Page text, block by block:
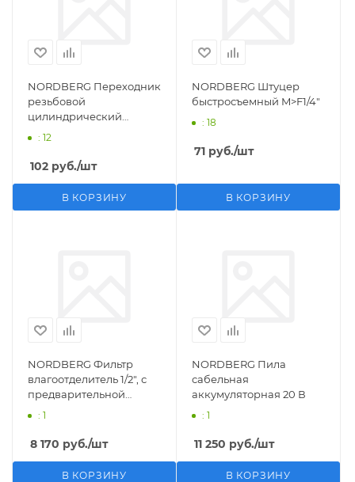
NORDBERG Переходник
резьбовой
цилиндрический
M1/2">F1/4"
: 12
102 руб./шт
В КОРЗИНУ
NORDBERG Штуцер
быстросъемный M>F1/4"
: 18
71 руб./шт
В КОРЗИНУ
NORDBERG Фильтр
влагоотделитель 1/2", с
предварительной
фильтрацией
: 1
8 170 руб./шт
В КОРЗИНУ
NORDBERG Пила
сабельная
аккумуляторная 20 В
: 1
11 250 руб./шт
В КОРЗИНУ